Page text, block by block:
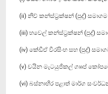
(ii) නිව් කන්ස්ට්‍රක්ෂන් (පුද්) සමාගම
(iii) හවෙල් කන්ස්ට්‍රක්ෂන් (පුද්)
(iv) කේඩීඒ වීරසිංහ සහ (පුද්)
(v) චයින මැටයුජිකල් ගෲප්
(vi) බස්නාහිර පළාත් මාර්ග